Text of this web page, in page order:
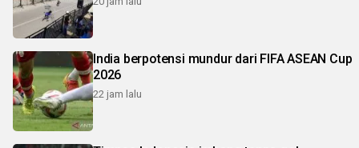
India berpotensi mundur dari FIFA ASEAN Cup
2026
22 jam lalu